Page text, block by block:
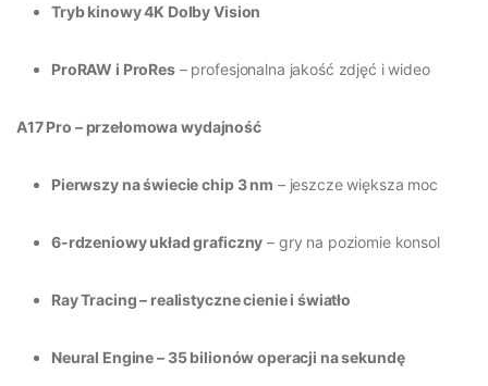
Tryb kinowy 4K Dolby Vision
ProRAW i ProRes– profesjonalna jakość zdjęć i wideo
A17 Pro – przełomowa wydajność
Pierwszy na świecie chip 3 nm – jeszcze większa moc
6-rdzeniowy układ graficzny – gry na poziomie konsol
Ray Tracing – realistyczne cienie i światło
Neural Engine – 35 bilionów operacji na sekundę